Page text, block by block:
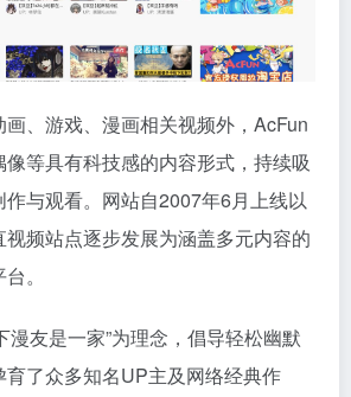
、游戏、漫画相关视频外，AcFun
等具有科技感的内容形式，持续吸
与观看。网站自2007年6月上线以
频站点逐步发展为涵盖多元内容的
。
漫友是一家”为理念，倡导轻松幽默
育了众多知名UP主及网络经典作